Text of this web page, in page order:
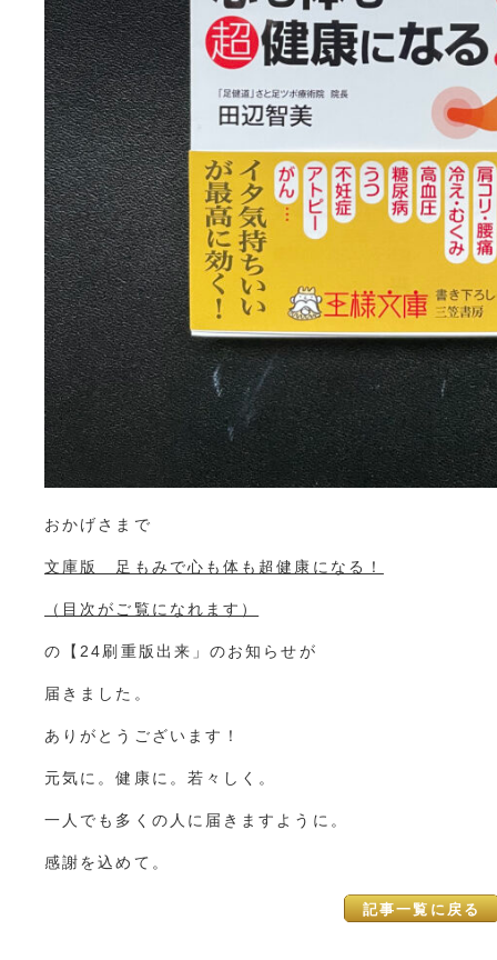
おかげさまで
文庫版 足もみで心も体も超健康になる！
（目次がご覧になれます）
の【24刷重版出来」のお知らせが
届きました。
ありがとうございます！
元気に。健康に。若々しく。
一人でも多くの人に届きますように。
感謝を込めて。
記事一覧に戻る